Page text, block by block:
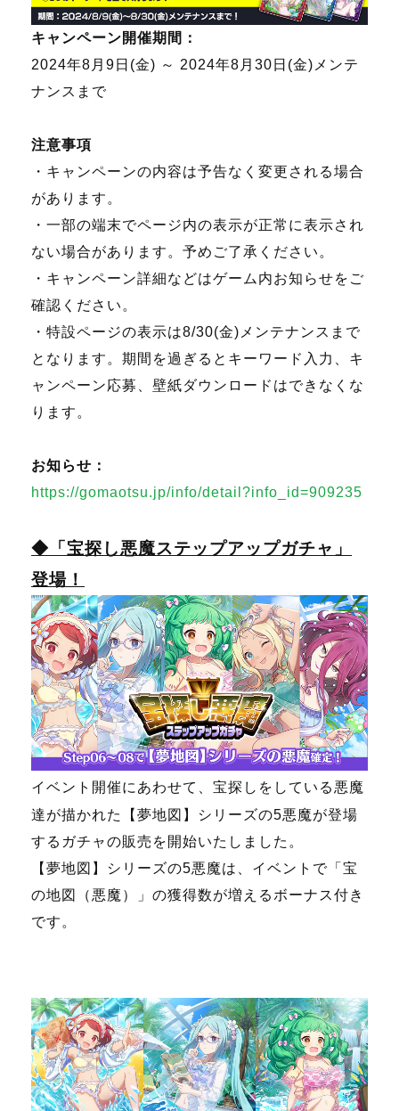
キャンペーン開催期間：
2024年8月9日(金) ～ 2024年8月30日(金)メンテ
ナンスまで
注意事項
・キャンペーンの内容は予告なく変更される場合
があります。
・一部の端末でページ内の表示が正常に表示され
ない場合があります。予めご了承ください。
・キャンペーン詳細などはゲーム内お知らせをご
確認ください。
・特設ページの表示は8/30(金)メンテナンスまで
となります。期間を過ぎるとキーワード入力、キ
ャンペーン応募、壁紙ダウンロードはできなくな
ります。
お知らせ：
https://gomaotsu.jp/info/detail?info_id=909235
◆「宝探し悪魔ステップアップガチャ」
登場！
イベント開催にあわせて、宝探しをしている悪魔
達が描かれた【夢地図】シリーズの5悪魔が登場
するガチャの販売を開始いたしました。
【夢地図】シリーズの5悪魔は、イベントで「宝
の地図（悪魔）」の獲得数が増えるボーナス付き
です。